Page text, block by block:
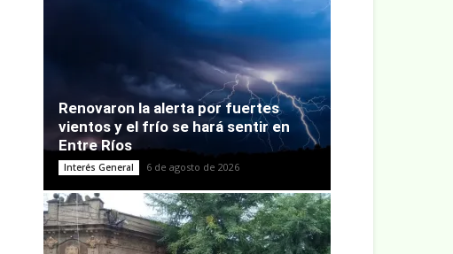
Renovaron la alerta por fuertes
vientos y el frío se hará sentir en
Entre Ríos
Interés General 6 de agosto de 2026